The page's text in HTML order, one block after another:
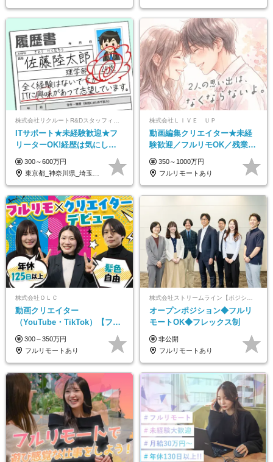
ITサポート★未経験歓迎★フ
リーターOK!経歴は気にしな
くて大丈夫★超大手リクルー
トグループの正社員/sg
300～600万円
東京都_神奈川県_埼玉県_千葉県_大阪府…
株式会社ＬＩＶＥ ＵＰ
動画編集クリエイター★未経
験歓迎／フルリモOK／残業な
し／年間休日125日／髪・服・
ネイル自由／研修充実で安心
350～1000万円
フルリモートあり
株式会社ＯＬＣ
動画クリエイター
（YouTube・TikTok）【フレ
ックス/フルリモ】未経験OK
｜Web研修1年間｜副業OK
300～350万円
フルリモートあり
株式会社ストリームライン【ポジションマッチ登録】
オープンポジション◆フルリ
モートOK◆フレックス制
非公開
フルリモートあり